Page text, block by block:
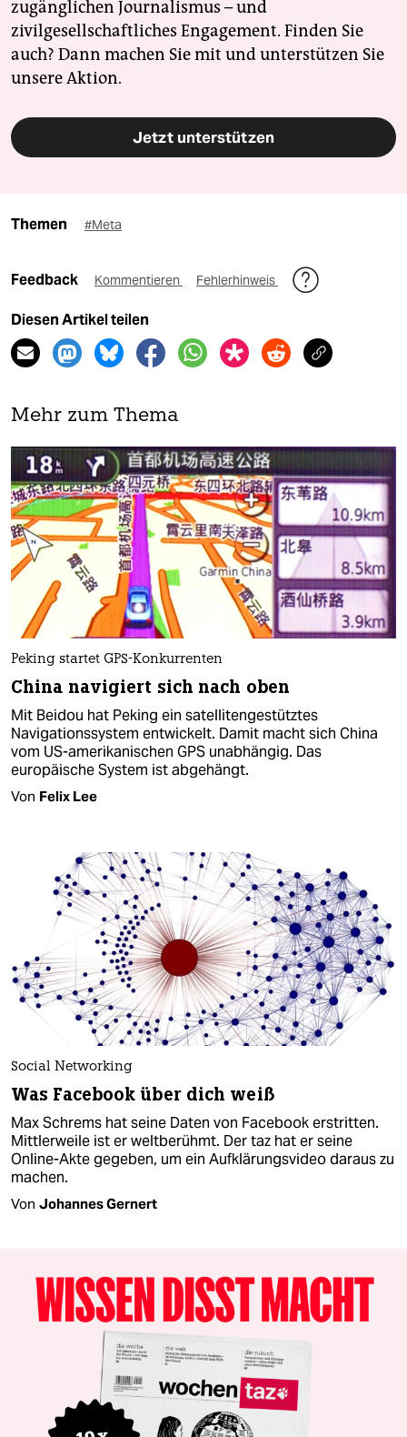
zugänglichen Journalismus – und
zivilgesellschaftliches Engagement. Finden Sie
auch? Dann machen Sie mit und unterstützen Sie
unsere Aktion.
Jetzt unterstützen
Themen #Meta
Feedback Kommentieren Fehlerhinweis
Diesen Artikel teilen
Mehr zum Thema
Peking startet GPS-Konkurrenten
China navigiert sich nach oben
Mit Beidou hat Peking ein satellitengestütztes
Navigationssystem entwickelt. Damit macht sich China
vom US-amerikanischen GPS unabhängig. Das
europäische System ist abgehängt.
Von Felix Lee
Social Networking
Was Facebook über dich weiß
Max Schrems hat seine Daten von Facebook erstritten.
Mittlerweile ist er weltberühmt. Der taz hat er seine
Online-Akte gegeben, um ein Aufklärungsvideo daraus zu
machen.
Von Johannes Gernert